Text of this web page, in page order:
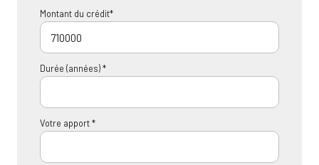
Montant du crédit*
Durée (années) *
Votre apport *